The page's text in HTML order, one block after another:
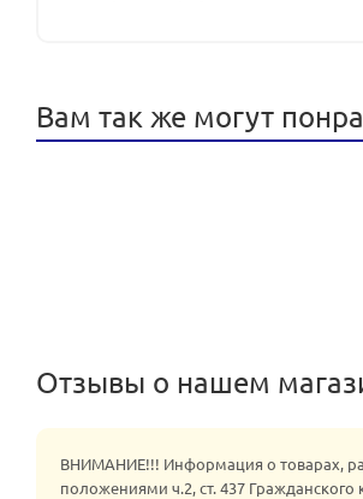
Вам так же могут
Отзывы о нашем
ВНИМАНИЕ!!! Информация о товарах,
положениями ч.2, ст. 437